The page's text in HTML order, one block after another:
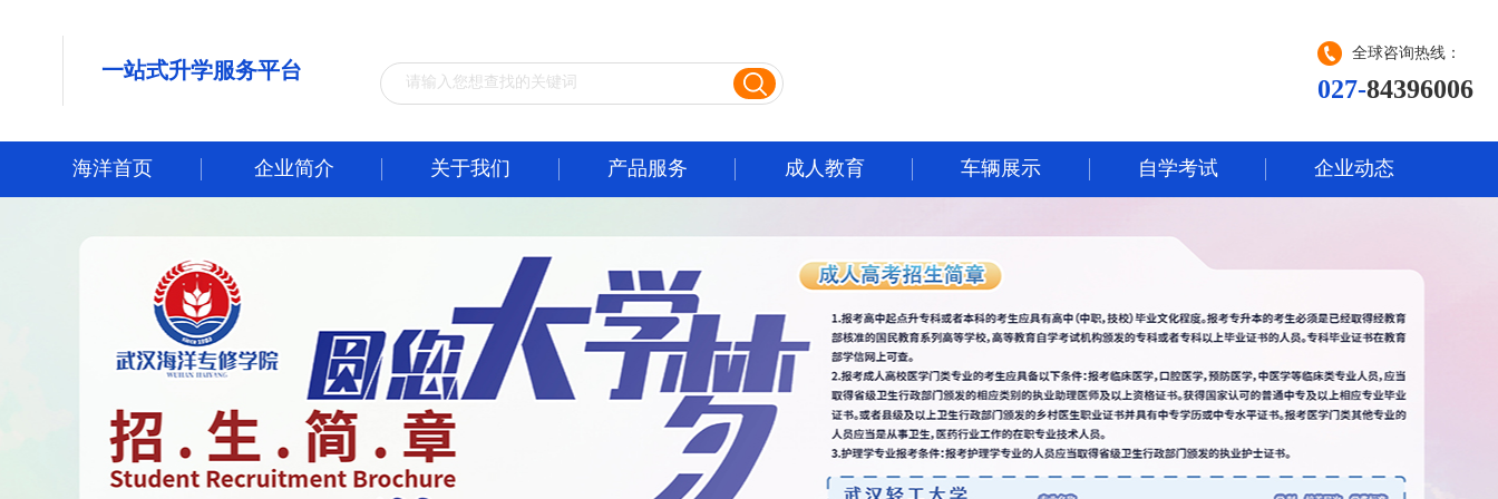
一站式升学服务平台
全球咨询热线：
027-84396006
海洋首页 企业简介 关于我们 产品服务 成人教育 车辆展示 自学考试 企业动态